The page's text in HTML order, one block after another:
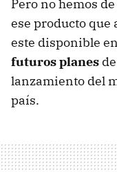
Pero no hemos
ese producto que
este disponible
futuros planes
lanzamiento del
país.